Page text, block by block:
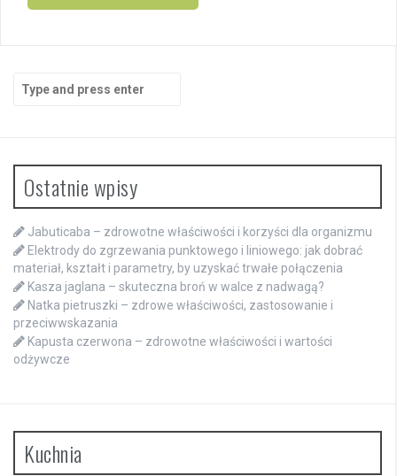
Search
for:
Ostatnie wpisy
Jabuticaba – zdrowotne właściwości i korzyści dla organizmu
Elektrody do zgrzewania punktowego i liniowego: jak dobrać
materiał, kształt i parametry, by uzyskać trwałe połączenia
Kasza jaglana – skuteczna broń w walce z nadwagą?
Natka pietruszki – zdrowe właściwości, zastosowanie i
przeciwwskazania
Kapusta czerwona – zdrowotne właściwości i wartości
odżywcze
Kuchnia